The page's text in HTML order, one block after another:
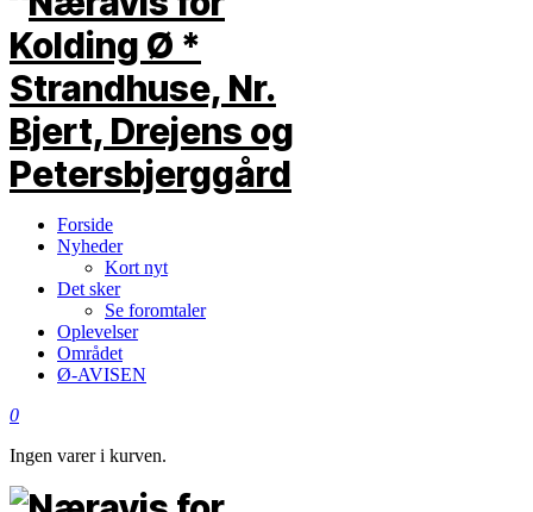
Forside
Nyheder
Kort nyt
Det sker
Se foromtaler
Oplevelser
Området
Ø-AVISEN
0
Ingen varer i kurven.